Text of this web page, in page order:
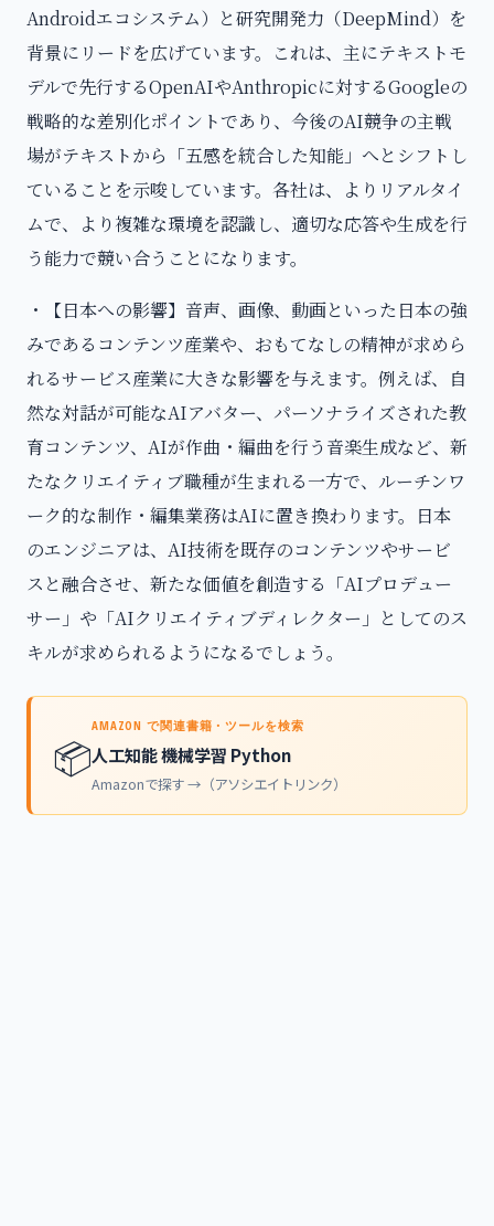
Androidエコシステム）と研究開発力（DeepMind）を
背景にリードを広げています。これは、主にテキストモ
デルで先行するOpenAIやAnthropicに対するGoogleの
戦略的な差別化ポイントであり、今後のAI競争の主戦
場がテキストから「五感を統合した知能」へとシフトし
ていることを示唆しています。各社は、よりリアルタイ
ムで、より複雑な環境を認識し、適切な応答や生成を行
う能力で競い合うことになります。
・【日本への影響】音声、画像、動画といった日本の強
みであるコンテンツ産業や、おもてなしの精神が求めら
れるサービス産業に大きな影響を与えます。例えば、自
然な対話が可能なAIアバター、パーソナライズされた教
育コンテンツ、AIが作曲・編曲を行う音楽生成など、新
たなクリエイティブ職種が生まれる一方で、ルーチンワ
ーク的な制作・編集業務はAIに置き換わります。日本
のエンジニアは、AI技術を既存のコンテンツやサービ
スと融合させ、新たな価値を創造する「AIプロデュー
サー」や「AIクリエイティブディレクター」としてのス
キルが求められるようになるでしょう。
📦
AMAZON で関連書籍・ツールを検索
人工知能 機械学習 Python
Amazonで探す →（アソシエイトリンク）